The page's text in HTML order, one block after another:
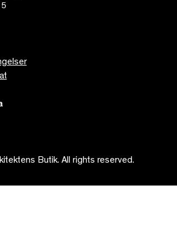
Butik. All rights reserved.